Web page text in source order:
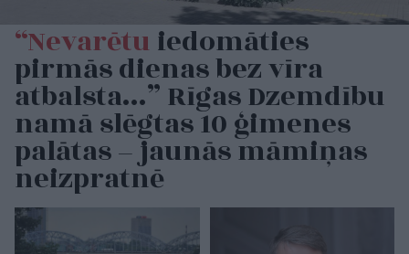
“Nevarētuiedomāties
pirmās dienas bez vīra
atbalsta…” Rīgas Dzemdību
namā slēgtas 10 ģimenes
palātas – jaunās māmiņas
neizpratnē